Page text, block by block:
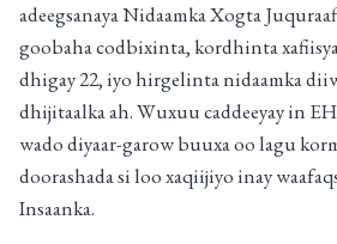
adeegsanaya Nidaamka Xogta
goobaha codbixinta, kordhinta
dhigay 22, iyo hirgelinta nidaamka
dhijitaalka ah. Wuxuu caddeeyay in
wado diyaar-garow buuxa oo lagu
doorashada si loo xaqiijiyo inay
Insaanka.